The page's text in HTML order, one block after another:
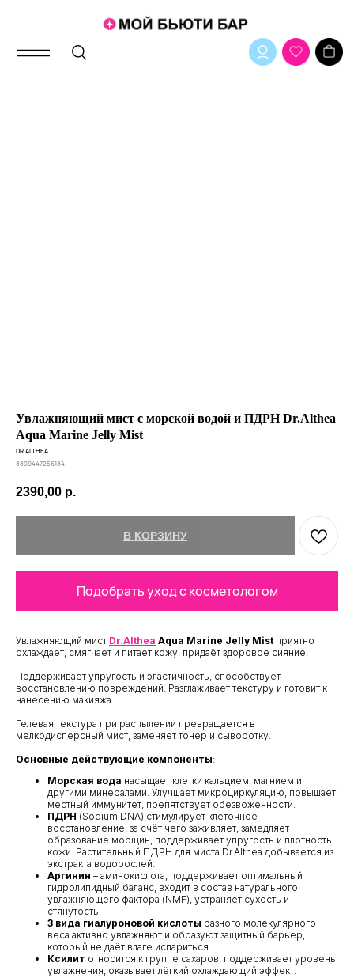
Увлажняющий мист с морской водой и ПДРН Dr.Althea
Aqua Marine Jelly Mist
DR.ALTHEA
8809447256184
2390,00 р.
В КОРЗИНУ
Подобрать уход с косметологом
Увлажняющий мист Dr.Althea Aqua Marine Jelly Mistприятно
охлаждает, смягчает и питает кожу, придаёт здоровое сияние.
Поддерживает упругость и эластичность, способствует
восстановлению повреждений. Разглаживает текстуру и готовит к
нанесению макияжа.
Гелевая текстура при распылении превращается в
мелкодисперсный мист, заменяет тонер и сыворотку.
Основные действующие компоненты:
Морская вода насыщает клетки кальцием, магнием и
другими минералами. Улучшает микроциркуляцию, повышает
местный иммунитет, препятствует обезвоженности.
ПДРН (Sodium DNA) стимулирует клеточное
восстановление, за счёт чего заживляет, замедляет
образование морщин, поддерживает упругость и плотность
кожи. Растительный ПДРН для миста Dr.Althea добывается из
экстракта водорослей.
Аргинин – аминокислота, поддерживает оптимальный
гидролипидный баланс, входит в состав натурального
увлажняющего фактора (NMF), устраняет сухость и
стянутость.
3 вида гиалуроновой кислоты разного молекулярного
веса активно увлажняют и образуют защитный барьер,
который не даёт влаге испариться.
Ксилит относится к группе сахаров, поддерживает уровень
увлажнения, оказывает лёгкий охлаждающий эффект.